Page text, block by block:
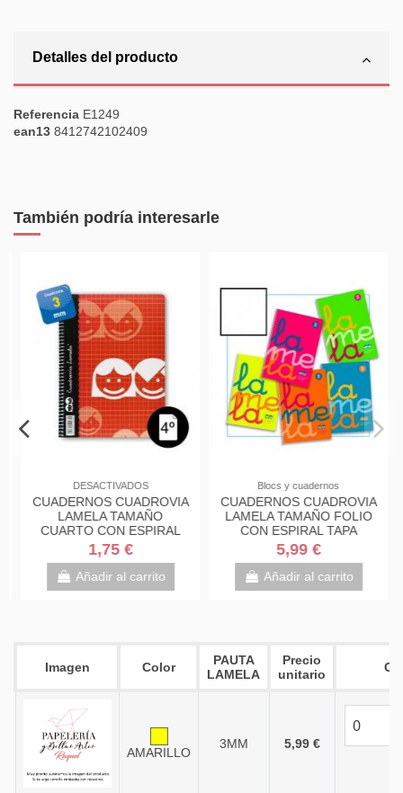
Detalles del producto
Referencia E1249
ean13 8412742102409
También podría interesarle
Blocs y cuadernos
CUADERNO CUADROVIA
LAMELA TAMAÑO
CUARTO GRAPADO
1,60 €
Añadir al carrito
DESACTIVADOS
CUADERNOS CUADROVIA
LAMELA TAMAÑO
CUARTO CON ESPIRAL
1,75 €
Añadir al carrito
Imagen Color
PAUTA
LAMELA
Precio
unitario
AMARILLO
3MM 5,99 €